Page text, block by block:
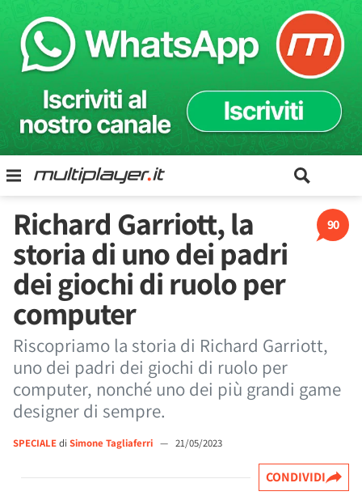
90
Richard Garriott, la
storia di uno dei padri
dei giochi di ruolo per
computer
Riscopriamo la storia di Richard Garriott,
uno dei padri dei giochi di ruolo per
computer, nonché uno dei più grandi game
designer di sempre.
SPECIALEdi Simone Tagliaferri — 21/05/2023
CONDIVIDI